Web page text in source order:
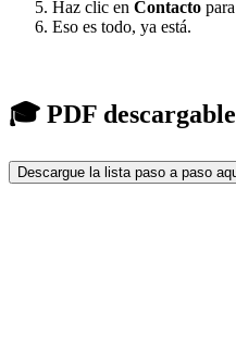
Haz clic en Contacto
Eso es todo, ya está.
🎓 PDF descargable
Descargue la lista paso a paso